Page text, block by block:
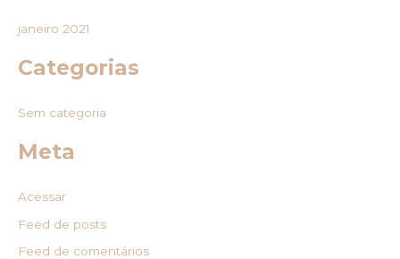
janeiro 2021
Categorias
Sem categoria
Meta
Acessar
Feed de posts
Feed de comentários